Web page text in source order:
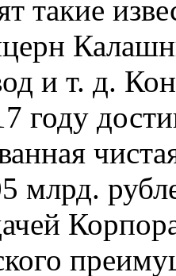
такие
и т. д.
году
млрд.